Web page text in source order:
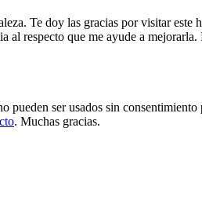
Te doy las gracias por visitar
al respecto que me ayude a
pueden ser usados sin consentimiento
. Muchas gracias.